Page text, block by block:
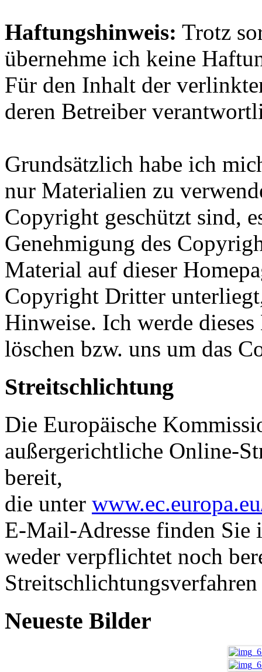
Haftungshinweis: Trotz
übernehme ich keine
Für den Inhalt der
deren Betreiber
Grundsätzlich habe ich
nur Materialien zu
Copyright geschützt sind,
Genehmigung des
Material auf dieser
Copyright Dritter
Hinweise. Ich werde
löschen bzw. uns um das
Streitschlichtung
Die Europäische
außergerichtliche Online-
bereit,
die unter
E-Mail-Adresse finden Sie
weder verpflichtet noch
Neueste Bilder